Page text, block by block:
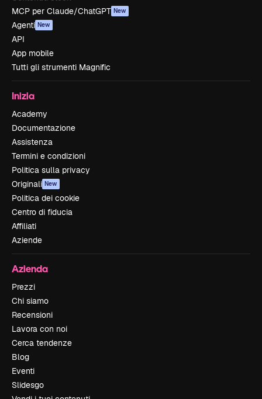
MCP per Claude/ChatGPT New
Agenti New
API
App mobile
Tutti gli strumenti Magnific
Inizia
Academy
Documentazione
Assistenza
Termini e condizioni
Politica sulla privacy
Originali New
Politica dei cookie
Centro di fiducia
Affiliati
Aziende
Azienda
Prezzi
Chi siamo
Recensioni
Lavora con noi
Cerca tendenze
Blog
Eventi
Slidesgo